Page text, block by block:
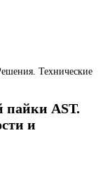
Решения.
пайки
и